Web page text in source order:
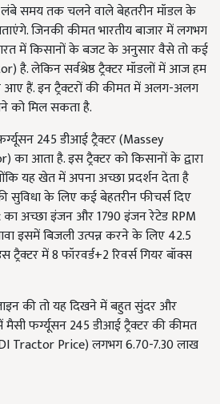
समय तक चलने वाले बेहतरीन मॉडल के
जिनकी कीमत भारतीय बाजार में लगभग
में किसानों के बजट के अनुसार वैसे तो कई
है. लेकिन सर्वश्रेष्ठ ट्रैक्टर मॉडलों में आज हम
आए हैं. इन ट्रैक्टरों की कीमत में अलग-अलग
को मिल सकता है.
245 डीआई ट्रैक्टर (Massey
आता है. इस ट्रैक्टर को किसानों के द्वारा
यह खेत में अपना अच्छा प्रदर्शन देता है
सुविधा के लिए कई बेहतरीन फीचर्स दिए
का अच्छा इंजन और 1790 इंजन रेटेड RPM
इसमें बिजली उत्पन्न करने के लिए 42.5
में 8 फॉरवर्ड+2 रिवर्स गियर बॉक्स
की तो यह दिखने में बहुत सुंदर और
मैसी फर्ग्यूसन 245 डीआई ट्रैक्टर की कीमत
Tractor Price) लगभग 6.70-7.30 लाख